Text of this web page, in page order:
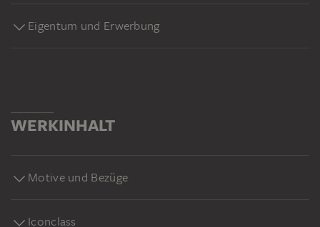
Eigentum und Erwerbung
WERKINHALT
Motive und Bezüge
Iconclass